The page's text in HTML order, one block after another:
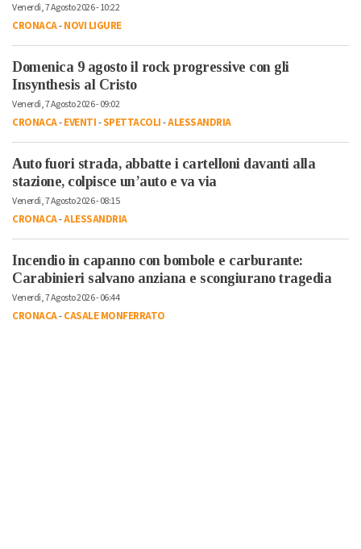
Venerdì, 7 Agosto 2026 - 10:22
CRONACA-NOVI LIGURE
Domenica 9 agosto il rock progressive con gli
Insynthesis al Cristo
Venerdì, 7 Agosto 2026 - 09:02
CRONACA-EVENTI-SPETTACOLI-ALESSANDRIA
Auto fuori strada, abbatte i cartelloni davanti alla
stazione, colpisce un’auto e va via
Venerdì, 7 Agosto 2026 - 08:15
CRONACA-ALESSANDRIA
Incendio in capanno con bombole e carburante:
Carabinieri salvano anziana e scongiurano tragedia
Venerdì, 7 Agosto 2026 - 06:44
CRONACA-CASALE MONFERRATO